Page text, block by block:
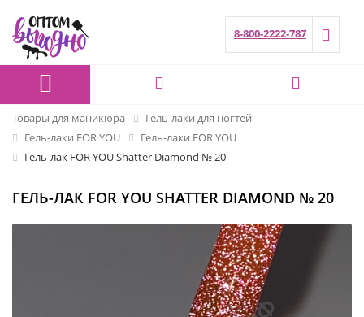
8-800-2222-787
Товары для маникюра
Гель-лаки для ногтей
Гель-лаки FOR YOU
Гель-лаки FOR YOU
Гель-лак FOR YOU Shatter Diamond № 20
ГЕЛЬ-ЛАК FOR YOU SHATTER DIAMOND № 20